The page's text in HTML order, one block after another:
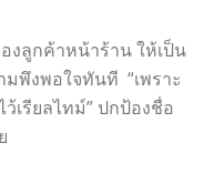
งลูกค้าหน้าร้าน ให้เป็น
พึงพอใจทันที “เพราะ
เรียลไทม์” ปกป้องชื่อ